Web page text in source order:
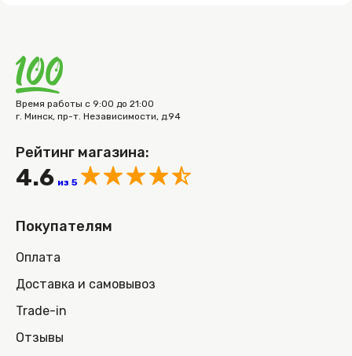
Время работы с 9:00 до 21:00
г. Минск, пр-т. Независимости, д.94
Рейтинг магазина:
4.6 из 5
Покупателям
Оплата
Доставка и самовывоз
Trade-in
Отзывы